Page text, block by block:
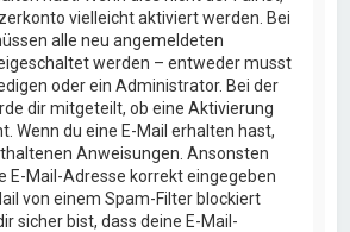
vielleicht aktiviert werden. Bei
alle neu angemeldeten
werden – entweder musst
oder ein Administrator. Bei der
dir mitgeteilt, ob eine Aktivierung
Wenn du eine E-Mail erhalten hast,
Anweisungen. Ansonsten
E-Mail-Adresse korrekt eingegeben
von einem Spam-Filter blockiert
sicher bist, dass deine E-Mail-